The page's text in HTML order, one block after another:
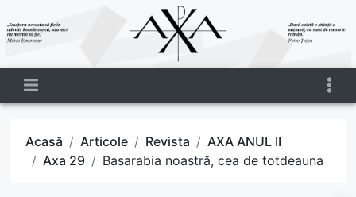
Acasă Articole Revista
AXA ANUL II
Axa 29
Basarabia noastră, cea de totdeauna